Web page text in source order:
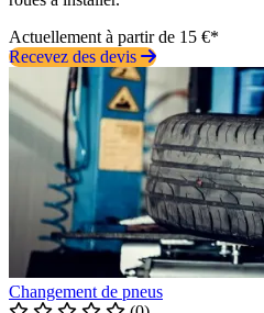
Actuellement à partir de 15 €*
Recevez des devis
Changement de pneus